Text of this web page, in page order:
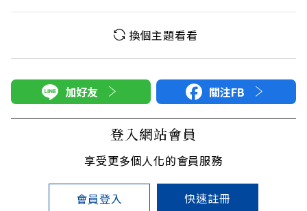
換個主題看看
加好友 關注FB
登入網站會員
享受更多個人化的會員服務
會員登入 快速註冊